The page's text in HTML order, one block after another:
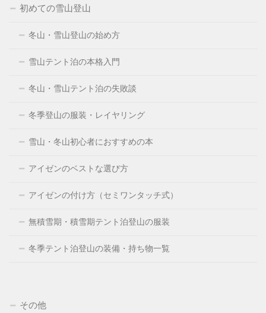
初めての雪山登山
冬山・雪山登山の始め方
雪山テント泊の本格入門
冬山・雪山テント泊の失敗談
冬季登山の服装・レイヤリング
雪山・冬山初心者におすすめの本
アイゼンのベストな選び方
アイゼンの付け方（セミワンタッチ式）
無積雪期・積雪期テント泊登山の服装
冬季テント泊登山の装備・持ち物一覧
その他